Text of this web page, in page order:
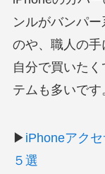
ンルがバンパ
のや、職人の手
自分で買いた
テムも多いです
▶ iPhoneアク
５選